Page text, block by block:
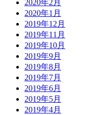
2020年2月
2020年1月
2019年12月
2019年11月
2019年10月
2019年9月
2019年8月
2019年7月
2019年6月
2019年5月
2019年4月